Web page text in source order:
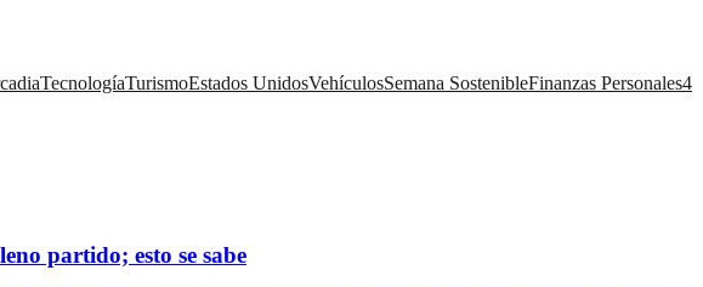
TecnologíaTurismoEstados UnidosVehículosSemana SostenibleFinanzas Personales4
partido; esto se sabe